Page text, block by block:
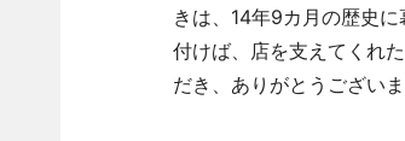
きは、14年9カ月の歴史
付けば、店を支えてくれ
だき、ありがとうござい